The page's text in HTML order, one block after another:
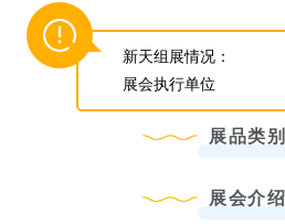
新天组展情况：
展会执行单位
展品类别
展会介绍